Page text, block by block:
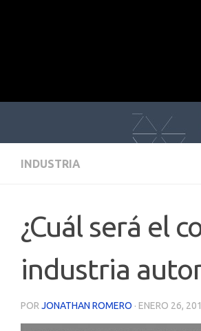
INDUSTRIA
¿Cuál será el
industria
POR JONATHAN ROMERO · ENERO 26,